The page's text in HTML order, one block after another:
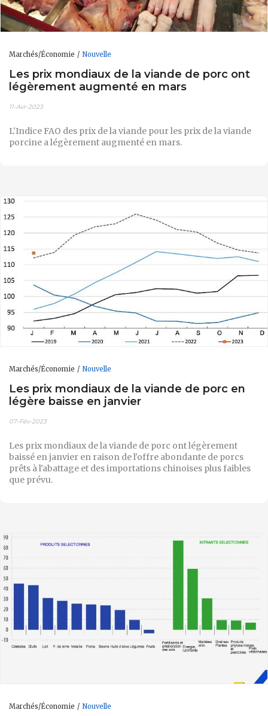
Marchés/Économie Nouvelle
Les prix mondiaux de la viande de porc ont
légèrement augmenté en mars
11-Avr-2023
L'Indice FAO des prix de la viande pour les prix de la viande
porcine a légèrement augmenté en mars.
Marchés/Économie Nouvelle
Les prix mondiaux de la viande de porc en
légère baisse en janvier
07-Fév-2023
Les prix mondiaux de la viande de porc ont légèrement
baissé en janvier en raison de l'offre abondante de porcs
prêts à l'abattage et des importations chinoises plus faibles
que prévu.
Marchés/Économie Nouvelle